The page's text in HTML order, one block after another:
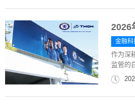
2026
金融科
作为深
监管的